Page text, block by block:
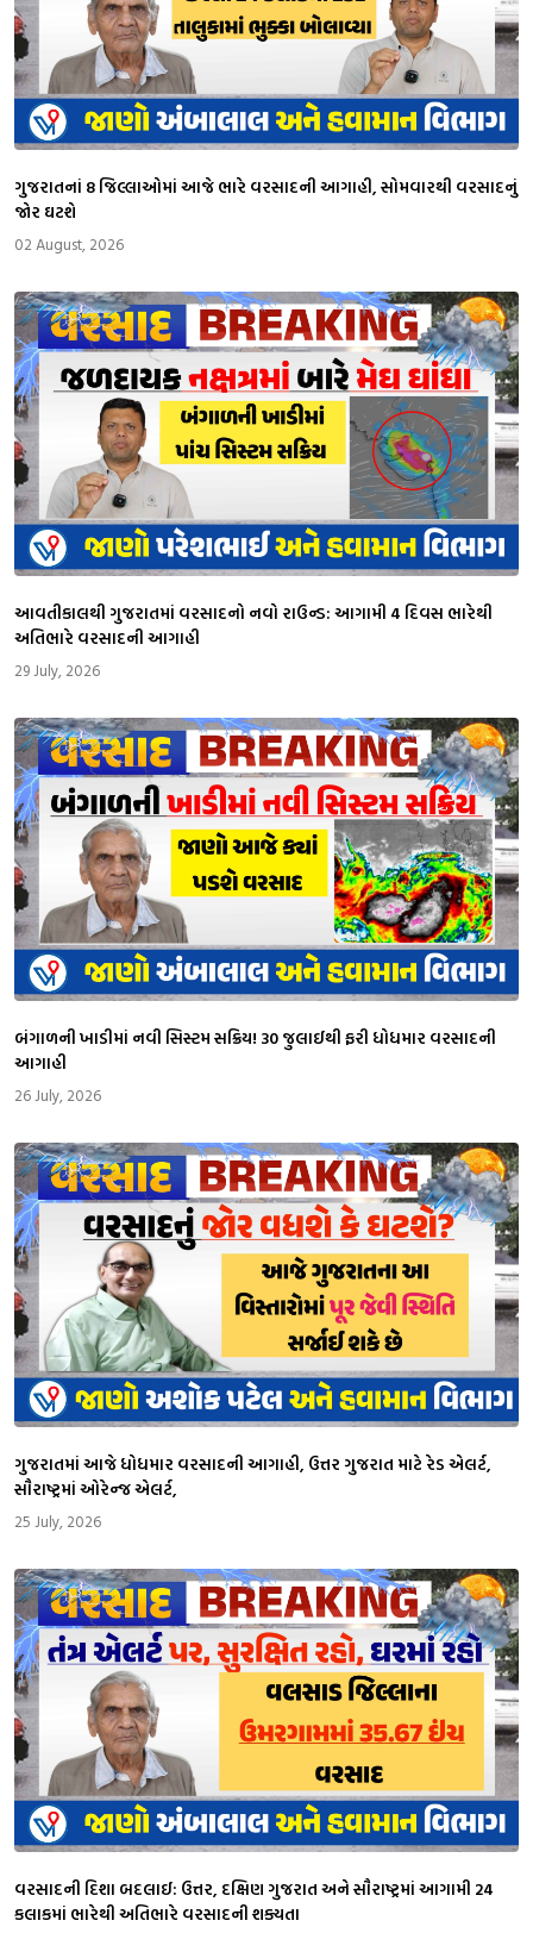
ગુજરાતનાં 8 જિલ્લાઓમાં આજે ભારે વરસાદની આગાહી, સોમવારથી વરસાદનું
જોર ઘટશે
02 August, 2026
આવતીકાલથી ગુજરાતમાં વરસાદનો નવો રાઉન્ડ: આગામી 4 દિવસ ભારેથી
અતિભારે વરસાદની આગાહી
29 July, 2026
બંગાળની ખાડીમાં નવી સિસ્ટમ સક્રિય! 30 જુલાઈથી ફરી ધોધમાર વરસાદની
આગાહી
26 July, 2026
ગુજરાતમાં આજે ધોધમાર વરસાદની આગાહી, ઉત્તર ગુજરાત માટે રેડ એલર્ટ,
સૌરાષ્ટ્રમાં ઓરેન્જ એલર્ટ,
25 July, 2026
વરસાદની દિશા બદલાઈ: ઉત્તર, દક્ષિણ ગુજરાત અને સૌરાષ્ટ્રમાં આગામી 24
કલાકમાં ભારેથી અતિભારે વરસાદની શક્યતા